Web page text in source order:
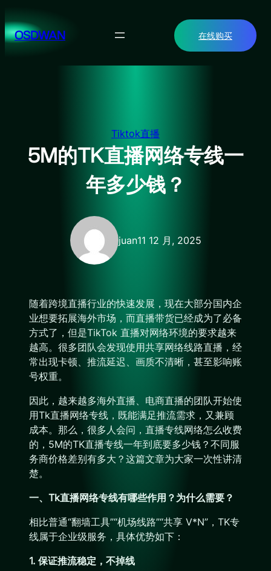
至
内OSDWAN 在线购买
Tiktok直播
5M的TK直播网络专线一
年多少钱？
juan11 12 月, 2025
随着跨境直播行业的快速发展，现在大部分国内企
业想要拓展海外市场，而直播带货已经成为了必备
方式了，但是TikTok 直播对网络环境的要求越来
越高。很多团队会发现使用共享网络线路直播，经
常出现卡顿、推流延迟、画质不清晰，甚至影响账
号权重。
因此，越来越多海外直播、电商直播的团队开始使
用Tk直播网络专线，既能满足推流需求，又兼顾
成本。那么，很多人会问，直播专线网络怎么收费
的，5M的TK直播专线一年到底要多少钱？不同服
务商价格差别有多大？这篇文章为大家一次性讲清
楚。
一、Tk直播网络专线有哪些作用？为什么需要？
相比普通“翻墙工具”“机场线路”“共享 V*N”，TK专
线属于企业级服务，具体优势如下：
1. 保证推流稳定，不掉线